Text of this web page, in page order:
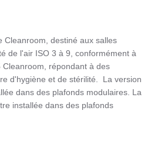
Cleanroom, destiné aux salles
de l'air ISO 3 à 9, conformément à
répondant à des
d'hygiène et de stérilité. La version
dans des plafonds modulaires. La
installée dans des plafonds